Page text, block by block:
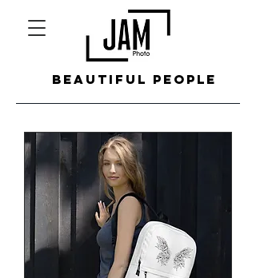
beautiful people